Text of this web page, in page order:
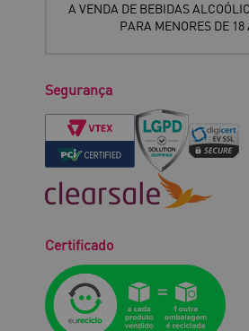
A VENDA DE BEBIDAS
PARA MENORES DE 18
Segurança
Certificado